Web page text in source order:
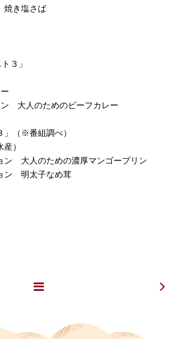
焼き塩さば
３」
大人のためのビーフカレー
」（※番組調べ）
）
ン 大人のための濃厚マンゴープリン
ン 明太子なめ茸